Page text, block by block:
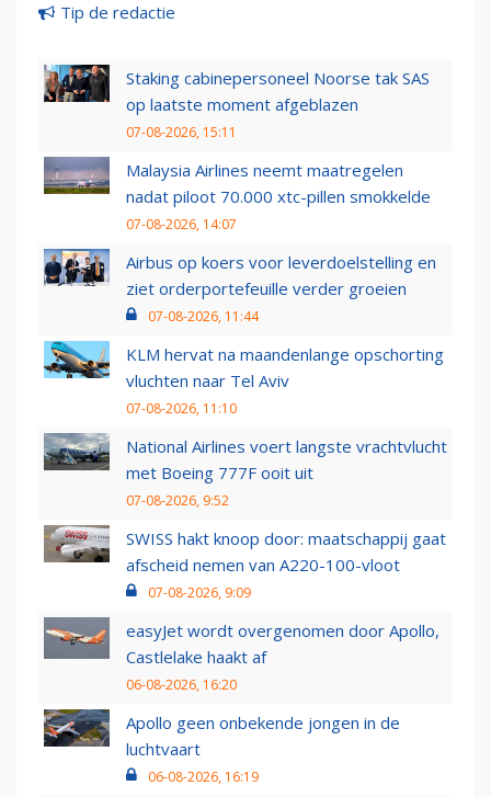
Tip de redactie
Staking cabinepersoneel Noorse tak SAS
op laatste moment afgeblazen
07-08-2026, 15:11
Malaysia Airlines neemt maatregelen
nadat piloot 70.000 xtc-pillen smokkelde
07-08-2026, 14:07
Airbus op koers voor leverdoelstelling en
ziet orderportefeuille verder groeien
07-08-2026, 11:44
KLM hervat na maandenlange opschorting
vluchten naar Tel Aviv
07-08-2026, 11:10
National Airlines voert langste vrachtvlucht
met Boeing 777F ooit uit
07-08-2026, 9:52
SWISS hakt knoop door: maatschappij gaat
afscheid nemen van A220-100-vloot
07-08-2026, 9:09
easyJet wordt overgenomen door Apollo,
Castlelake haakt af
06-08-2026, 16:20
Apollo geen onbekende jongen in de
luchtvaart
06-08-2026, 16:19